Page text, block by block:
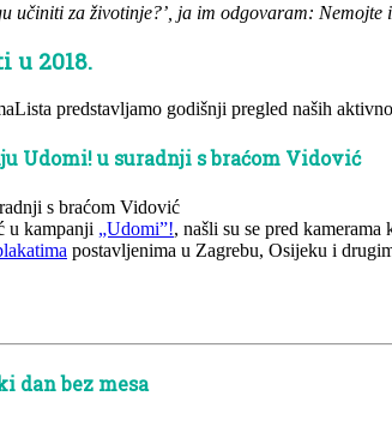
učiniti za životinje?’, ja im odgovaram:
u 2018.
predstavljamo godišnji pregled naših
Udomi! u suradnji s braćom Vidović
u kampanji „Udomi”!, našli su se pred
postavljenima u Zagrebu, Osijeku i
dan bez mesa